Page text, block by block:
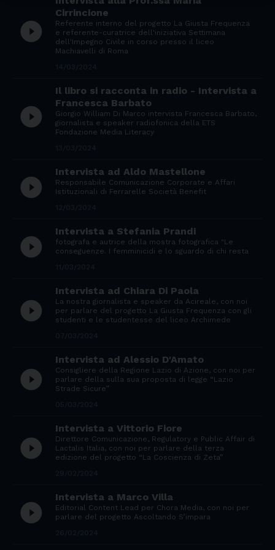
play_circle_filled
Cirrincione
Referente interno del progetto La Giusta Frequenza
e referente-curatrice dell'iniziativa Settimana
dell'Impegno Civile in corso presso il liceo
Machiavelli di Roma
play_circle_filled
Il libro si racconta in radio - Intervista a
Francesca Barbato
Giorgio William Di Marco intervista Francesca Barbato,
giornalista e speaker radiofonica della ETS
Fondazione Media Literacy
play_circle_filled
Intervista ad Aldo Mastellone
Responsabile Comunicazione Corporate e Affari
Istituzionali di Ferrarelle Società Benefit
play_circle_filled
Intervista a Stefania Prandi
fotografa e autrice della mostra fotografica "Le
conseguenze. I femminicidi e lo sguardo di chi resta
play_circle_filled
Intervista ad Chiara Di Paola
La nostra giornalista e speaker da Acireale, con noi
per parlare del progetto La Giusta Frequenza con gli
studenti e le studentesse del liceo Archimede
play_circle_filled
Intervista ad Alessio D'Amato
Consigliere della Regione Lazio di Azione, con noi per
parlare della sulla sua proposta di legge “Lazio
Strade Sicure”
play_circle_filled
Intervista a Vittorio Fiore
Direttore Comunicazione, Regulatory e Public Affair di
Lactalis Italia, con noi per parlare della terza
edizione del progetto “La Coscienza di Zeta”
play_circle_filled
Intervista a Marco Villa
Editorial Content Lead per Chora Media, con noi per
parlare del progetto Ascoltando S’impara